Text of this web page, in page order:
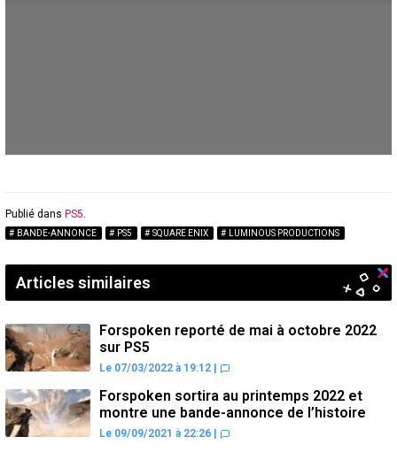
Publié dans PS5.
BANDE-ANNONCE PS5 SQUARE ENIX LUMINOUS PRODUCTIONS
Articles similaires
Forspoken reporté de mai à octobre 2022
sur PS5
Le 07/03/2022 à 19:12
Forspoken sortira au printemps 2022 et
montre une bande-annonce de l’histoire
Le 09/09/2021 à 22:26